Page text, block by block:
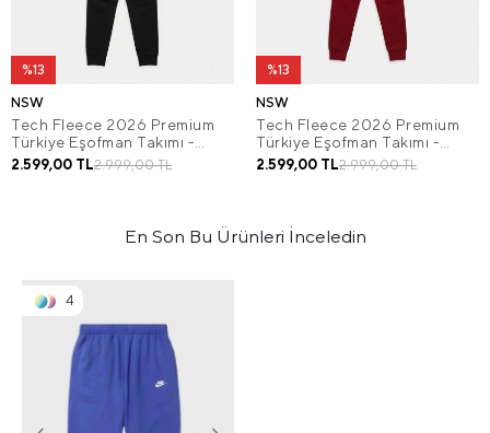
%13
NSW
Tech Fleece 2026 Premium
Türkiye Eşofman Takımı -
Siyah
2.999,00 TL
2.599,00 TL
%13
NSW
Tech Fleece 2026 Premium
Türkiye Eşofman Takımı -
Bordo
2.999,00 TL
2.599,00 TL
En Son Bu Ürünleri İnceledin
4